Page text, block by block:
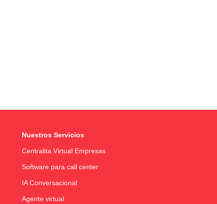
Nuestros Servicios
Centralita Virtual Empresas
Software para call center
IA Conversacional
Agente virtual